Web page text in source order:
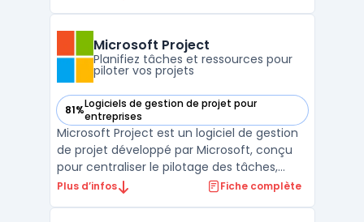
entreprises confrontées à la multiplication
des données et à la n ...
Microsoft Project
Planifiez tâches et ressources pour
piloter vos projets
81%Logiciels de gestion de projet pour
entreprises
— voir Microsoft Project dans cette catégorie
Microsoft Project est un logiciel de gestion
de projet développé par Microsoft, conçu
pour centraliser le pilotage des tâches,
ressources et budgets en entreprise. Les
Plus d’infos Fiche complète